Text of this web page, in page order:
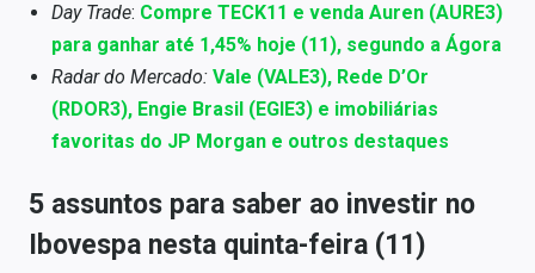
Day Trade: Compre TECK11 e venda Auren (AURE3)
para ganhar até 1,45% hoje (11), segundo a Ágora
Radar do Mercado: Vale (VALE3), Rede D’Or
(RDOR3), Engie Brasil (EGIE3) e imobiliárias
favoritas do JP Morgan e outros destaques
5 assuntos para saber ao investir no
Ibovespa nesta quinta-feira (11)